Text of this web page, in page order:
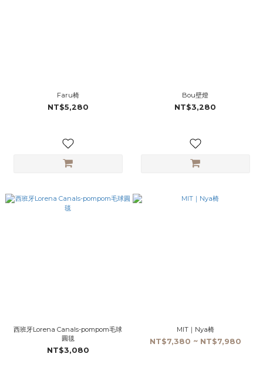
Faru椅
NT$5,280
Bou壁燈
NT$3,280
西班牙Lorena Canals-pompom毛球
圓毯
NT$3,080
MIT｜Nya椅
NT$7,380 ~ NT$7,980